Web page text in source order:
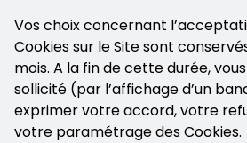
Vos choix concernant
Cookies sur le Site sont
mois. A la fin de cette durée,
sollicité (par l’affichage d’un
exprimer votre accord, votre
votre paramétrage des Cookies.